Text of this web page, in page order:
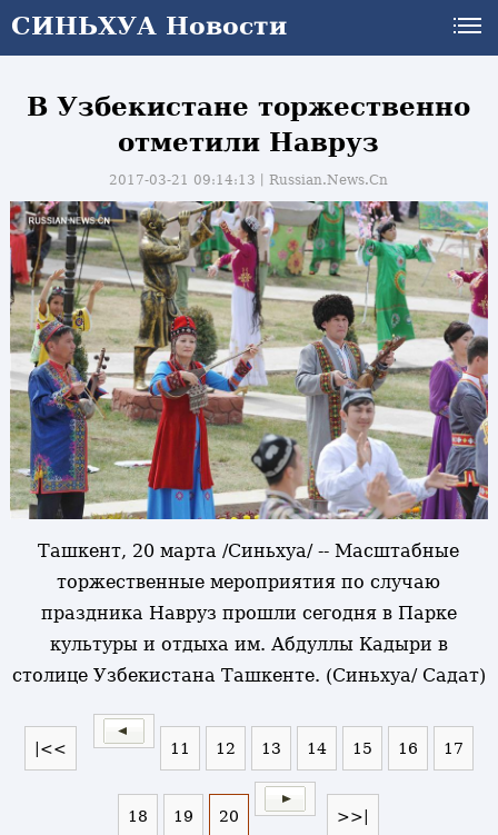
СИНЬХУА Новости
В Узбекистане торжественно
отметили Навруз
2017-03-21 09:14:13丨Russian.News.Cn
Ташкент, 20 марта /Синьхуа/ -- Масштабные
торжественные мероприятия по случаю
праздника Навруз прошли сегодня в Парке
культуры и отдыха им. Абдуллы Кадыри в
столице Узбекистана Ташкенте. (Синьхуа/ Садат)
|<< 11 12 13 14 15 16 17
18 19 20 >>|